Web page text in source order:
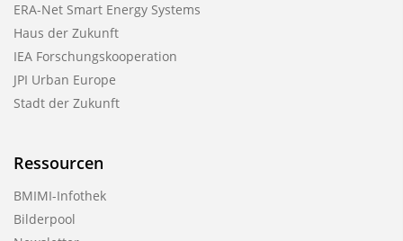
ERA-Net Smart Energy Systems
Haus der Zukunft
IEA Forschungskooperation
JPI Urban Europe
Stadt der Zukunft
Ressourcen
BMIMI-Infothek
Bilderpool